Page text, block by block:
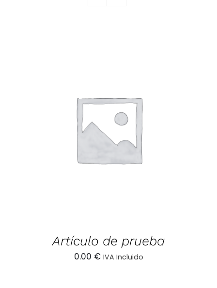
AÑADIR AL CARRITO DETALLES
Artículo de prueba
0.00 € IVA Incluido